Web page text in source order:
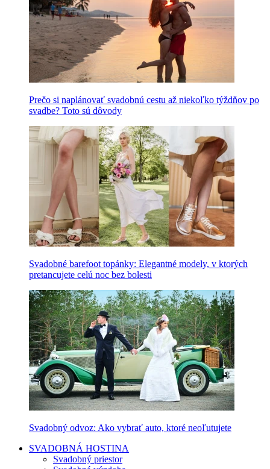
Prečo si naplánovať svadobnú cestu až niekoľko týždňov po
svadbe? Toto sú dôvody
Svadobné barefoot topánky: Elegantné modely, v ktorých
pretancujete celú noc bez bolesti
Svadobný odvoz: Ako vybrať auto, ktoré neoľutujete
SVADOBNÁ HOSTINA
Svadobný priestor